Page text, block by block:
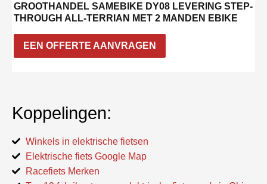
GROOTHANDEL SAMEBIKE DY08 LEVERING STEP-
THROUGH ALL-TERRIAN MET 2 MANDEN EBIKE
EEN OFFERTE AANVRAGEN
Koppelingen:
Winkels in elektrische fietsen
Elektrische fiets Google Map
Racefiets Merken